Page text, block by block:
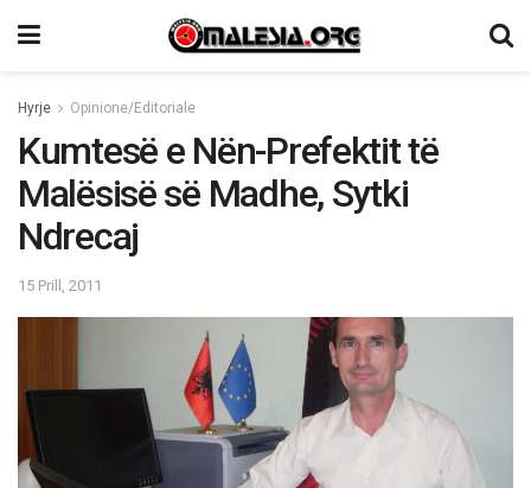
Hyrje Opinione/Editoriale
Kumtesë e Nën-Prefektit të
Malësisë së Madhe, Sytki
Ndrecaj
15 Prill, 2011